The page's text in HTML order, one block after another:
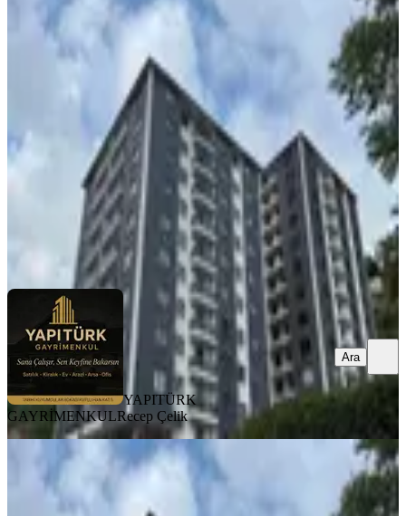
Yapıtürk Gayrimenkul’den Kale
Mahallesi 2 Blok'lu Projede 5. Kat
3+1 126 M² Satılık Daire
Merkez, Kale Mahallesi
3+1
126 m² ·5. Kat
5.750.000 ₺
YAPITÜRK GAYRİMENKULRecep Çelik
YAPITÜRK
GAYRİMENKULRecep Çelik
Ara
Yapıtürk Gayrimenkul’den Kale
Mahallesi Arka Blok 7. Kat Satılık
126 M² 3+1 Daire